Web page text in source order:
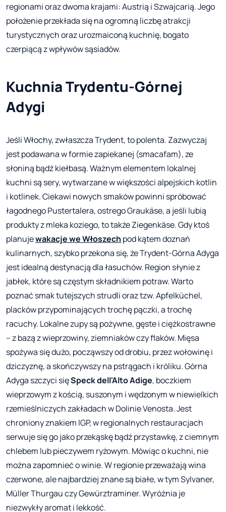
regionami oraz dwoma krajami: Austrią i Szwajcarią. Jego
położenie przekłada się na ogromną liczbę atrakcji
turystycznych oraz urozmaiconą kuchnię, bogato
czerpiącą z wpływów sąsiadów.
Kuchnia Trydentu-Górnej
Adygi
Jeśli Włochy, zwłaszcza Trydent, to polenta. Zazwyczaj
jest podawana w formie zapiekanej (smacafam), ze
słoniną bądź kiełbasą. Ważnym elementem lokalnej
kuchni są sery, wytwarzane w większości alpejskich kotlin
i kotlinek. Ciekawi nowych smaków powinni spróbować
łagodnego Pustertalera, ostrego Graukäse, a jeśli lubią
produkty z mleka koziego, to także Ziegenkäse. Gdy ktoś
planujewakacje we Włoszech pod kątem doznań
kulinarnych, szybko przekona się, że Trydent-Górna Adyga
jest idealną destynacją dla łasuchów. Region słynie z
jabłek, które są częstym składnikiem potraw. Warto
poznać smak tutejszych strudli oraz tzw. Apfelküchel,
placków przypominających trochę pączki, a trochę
racuchy. Lokalne zupy są pożywne, gęste i ciężkostrawne
– z bazą z wieprzowiny, ziemniaków czy flaków. Mięsa
spożywa się dużo, począwszy od drobiu, przez wołowinę i
dziczyznę, a skończywszy na pstrągach i króliku. Górna
Adyga szczyci sięSpeck dell'Alto Adige, boczkiem
wieprzowym z kością, suszonym i wędzonym w niewielkich
rzemieślniczych zakładach w Dolinie Venosta. Jest
chroniony znakiem IGP, w regionalnych restauracjach
serwuje się go jako przekąskę bądź przystawkę, z ciemnym
chlebem lub pieczywem ryżowym. Mówiąc o kuchni, nie
można zapomnieć o winie. W regionie przeważają wina
czerwone, ale najbardziej znane są białe, w tym Sylvaner,
Müller Thurgau czy Gewürztraminer. Wyróżnia je
niezwykły aromat i lekkość.